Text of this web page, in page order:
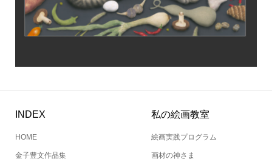
INDEX
HOME
金子豊文作品集
私の絵画教室
絵画実践プログラム
画材の神さま